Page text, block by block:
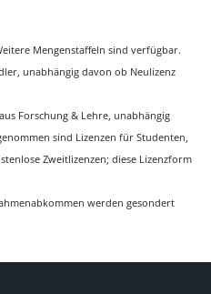
Mengenstaffeln sind verfügbar.
unabhängig davon ob Neulizenz
Forschung & Lehre, unabhängig
sind Lizenzen für Studenten,
Zweitlizenzen; diese Lizenzform
werden gesondert